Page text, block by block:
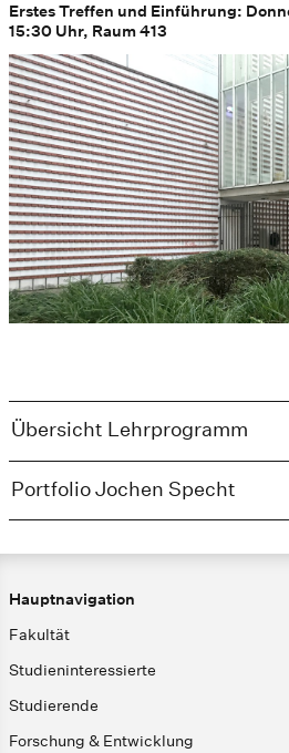
Erstes Treffen und Einführung:
15:30 Uhr, Raum 413
Übersicht Lehrprogramm
Portfolio Jochen Specht
Hauptnavigation
Fakultät
Studieninteressierte
Studierende
Forschung & Entwicklung